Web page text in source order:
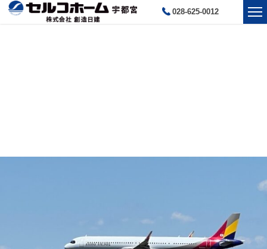
028-625-0012